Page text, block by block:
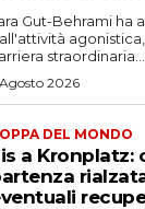
Gut-Behrami ha
straordinaria...
2026
DEL MONDO
a Kronplatz: